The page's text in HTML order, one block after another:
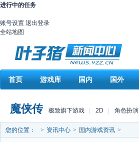
进行中的任务
账号设置 退出登录
全站地图
首页 游戏库 国内 国外
魔侠传 极致旗下游戏 2D 角色扮演
您的位置： > 资讯中心 > 国内游戏资讯 >